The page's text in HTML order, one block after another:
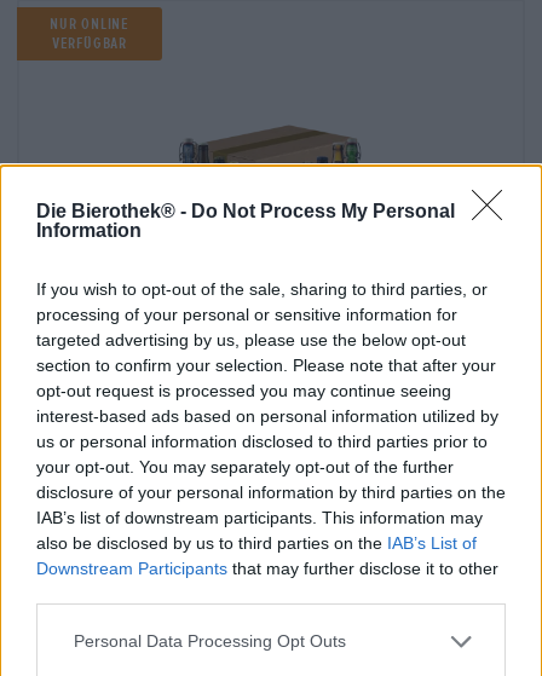
Die Bierothek® - Do Not Process My Personal
Information
If you wish to opt-out of the sale, sharing to third parties, or
processing of your personal or sensitive information for
targeted advertising by us, please use the below opt-out
section to confirm your selection. Please note that after your
opt-out request is processed you may continue seeing
interest-based ads based on personal information utilized by
us or personal information disclosed to third parties prior to
your opt-out. You may separately opt-out of the further
disclosure of your personal information by third parties on the
IAB’s list of downstream participants. This information may
also be disclosed by us to third parties on the IAB’s List of
Downstream Participants that may further disclose it to other
Personal Data Processing Opt Outs
Nur Online
Verfügbar
Frankisch bier
bayerisches biergarten package
Die Bierothek®
100% (7)
€ 25,89
MEHRWEG
1 St. PAKKET - € 25,89 / St.
Uitverkocht
verfügbar